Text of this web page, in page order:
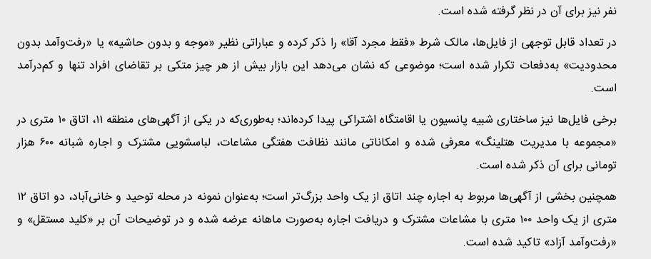
نفر نیز برای آن در نظر گرفته شده است.
در تعداد قابل توجهی از فایل‌ها، مالک شرط «فقط مجرد آقا» را ذکر کرده و عباراتی نظیر «موجه و بدون حاشیه» یا «رفت‌وآمد بدون
محدودیت» به‌دفعات تکرار شده است؛ موضوعی که نشان می‌دهد این بازار بیش از هر چیز متکی بر تقاضای افراد تنها و کم‌درآمد
است.
برخی فایل‌ها نیز ساختاری شبیه پانسیون یا اقامتگاه اشتراکی پیدا کرده‌اند؛ به‌طوری‌که در یکی از آگهی‌های منطقه ۱۱، اتاق ۱۰ متری در
«مجموعه با مدیریت هتلینگ» معرفی شده و امکاناتی مانند نظافت هفتگی مشاعات، لباسشویی مشترک و اجاره شبانه ۶۰۰ هزار
تومانی برای آن ذکر شده است.
همچنین بخشی از آگهی‌ها مربوط به اجاره چند اتاق از یک واحد بزرگ‌تر است؛ به‌عنوان نمونه در محله توحید و خانی‌آباد، دو اتاق ۱۲
متری از یک واحد ۱۰۰ متری با مشاعات مشترک و دریافت اجاره به‌صورت ماهانه عرضه شده و در توضیحات آن بر «کلید مستقل» و
«رفت‌وآمد آزاد» تاکید شده است.